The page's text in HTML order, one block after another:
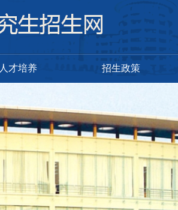
人才培养 招生政策